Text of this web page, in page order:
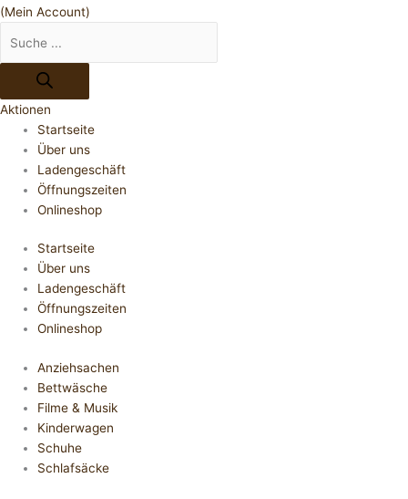
(Mein Account)
Aktionen
Startseite
Über uns
Ladengeschäft
Öffnungszeiten
Onlineshop
Startseite
Über uns
Ladengeschäft
Öffnungszeiten
Onlineshop
Anziehsachen
Bettwäsche
Filme & Musik
Kinderwagen
Schuhe
Schlafsäcke